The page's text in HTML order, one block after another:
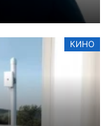
КИНО